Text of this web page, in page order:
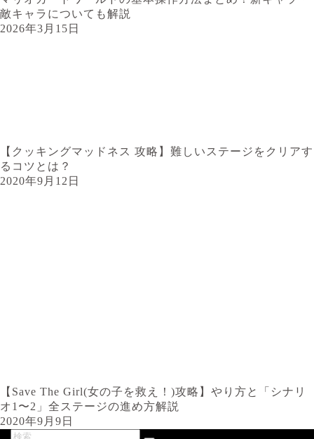
敵キャラについても解説
2026年3月15日
【クッキングマッドネス 攻略】難しいステージをクリアす
るコツとは？
2020年9月12日
【Save The Girl(女の子を救え！)攻略】やり方と「シナリ
オ1〜2」全ステージの進め方解説
2020年9月9日